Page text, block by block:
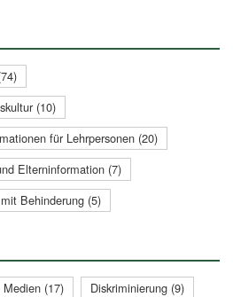
(10)
für Lehrpersonen (20)
Elterninformation (7)
Behinderung (5)
Medien (17)
Diskriminierung (9)